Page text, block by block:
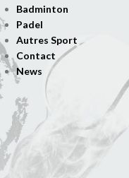
Badminton
Padel
Autres Sport
Contact
News